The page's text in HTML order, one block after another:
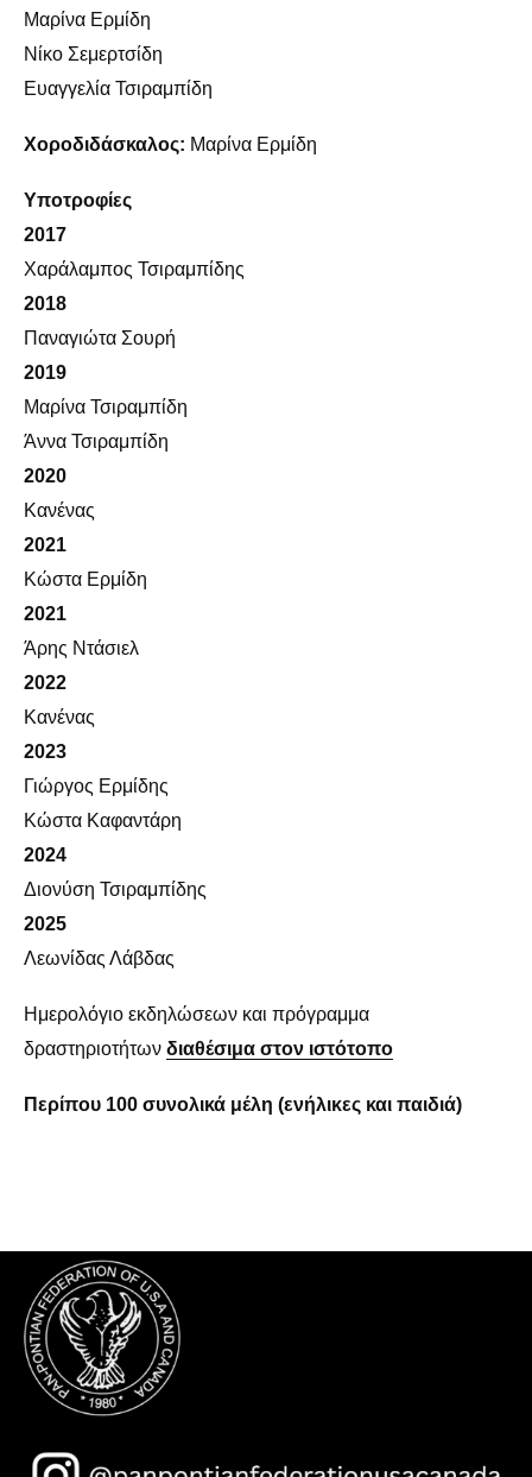
Μαρίνα Ερμίδη
Νίκο Σεμερτσίδη
Ευαγγελία Τσιραμπίδη
Χοροδιδάσκαλος: Μαρίνα Ερμίδη
Υποτροφίες
2017
Χαράλαμπος Τσιραμπίδης
2018
Παναγιώτα Σουρή
2019
Μαρίνα Τσιραμπίδη
Άννα Τσιραμπίδη
2020
Κανένας
2021
Κώστα Ερμίδη
2021
Άρης Ντάσιελ
2022
Κανένας
2023
Γιώργος Ερμίδης
Κώστα Καφαντάρη
2024
Διονύση Τσιραμπίδης
2025
Λεωνίδας Λάβδας
Ημερολόγιο εκδηλώσεων και πρόγραμμα
δραστηριοτήτων διαθέσιμα στον ιστότοπο
Περίπου 100 συνολικά μέλη (ενήλικες και παιδιά)